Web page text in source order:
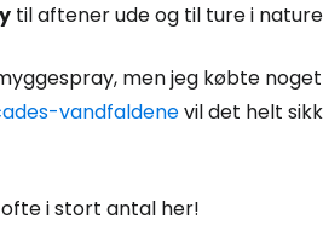
til aftener ude og til ture i
men jeg købte
vandfaldenevil det helt
i stort antal her!
ind på